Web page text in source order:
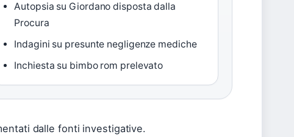
Autopsia su Giordano disposta dalla
Procura
Indagini su presunte negligenze mediche
Inchiesta su bimbo rom prelevato
dalle fonti investigative.